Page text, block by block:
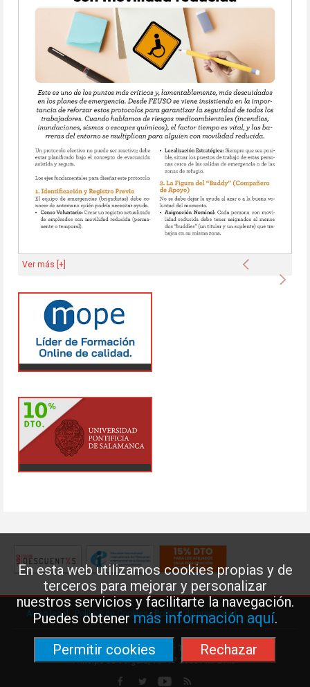
En esta web utilizamos cookies propias y de
terceros para mejorar y personalizar
nuestros servicios y facilitarte la navegación.
Puedes obtenermás información aquí.
Permitir cookies
Rechazar
Anterior
Ver más [+]
Aviso legal·Política de Cookies·Política de privacidad
Federación de Enseñanza de USO · Teléfono: 91 577 41 13 ·
Príncipe de Vergara, 13 · 7º 28001 MADRID